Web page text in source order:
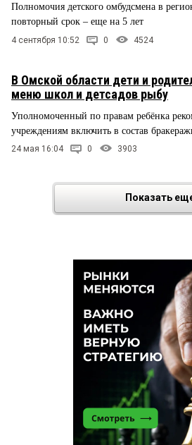
Полномочия детского омбудсмена в
повторный срок – еще на 5 лет
4 сентября 10:52 0 4524
В Омской области дети и
меню школ и детсадов рыбу
Уполномоченный по правам ребёнка
учреждениям включить в состав
24 мая 16:04 0 3903
Показать